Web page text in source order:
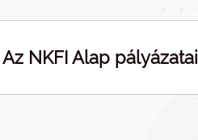
Az NKFI Alap pályázatai